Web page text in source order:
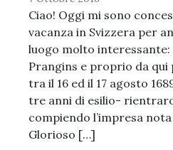
Ciao! Oggi mi sono
vacanza in Svizzera per
luogo molto
Prangins e proprio da
tra il 16 ed il 17 agosto
tre anni di esilio-
compiendo l’impresa
Glorioso […]